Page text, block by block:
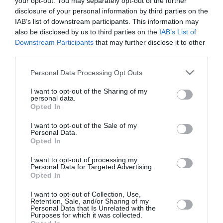
disclosure of your personal information by third parties on the
IAB’s list of downstream participants. This information may
also be disclosed by us to third parties on the IAB’s List of
Downstream Participants that may further disclose it to other
Personal Data Processing Opt Outs
I want to opt-out of the Sharing of my
personal data.
Opted In
I want to opt-out of the Sale of my
Personal Data.
Opted In
I want to opt-out of processing my
Personal Data for Targeted Advertising.
Opted In
I want to opt-out of Collection, Use,
Retention, Sale, and/or Sharing of my
Personal Data that Is Unrelated with the
Purposes for which it was collected.
Niște „voluntari” care facilitează accesul în
consulate, fentează sistemul și vând ulterior
programările chiar sub nasul diplomaților noștri.
Nicio măsură luată până acum nu a reușit să
cunoscute activitățile indivizilor.”
Reporterul Digi24,Sergiu Balaban , a stat de vorbă cu
o româncă din Milano care s-a lovit de această
ROMANI IN ITALIA
Articolul anterior
Rareș Bogdan e sigur pe victoria